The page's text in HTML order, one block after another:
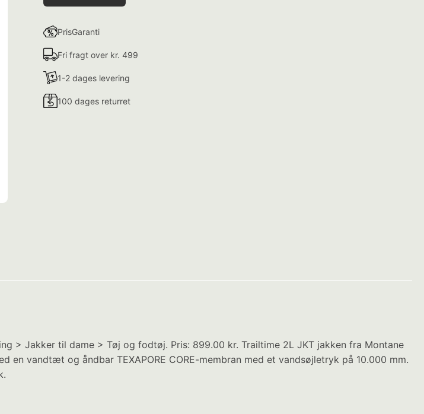
PrisGaranti
Fri fragt over kr. 499
1-2 dages levering
100 dages returret
> Jakker til dame > Tøj og fodtøj. Pris: 899.00 kr. Trailtime 2L JKT jakken fra Montane
vandtæt og åndbar TEXAPORE CORE-membran med et vandsøjletryk på 10.000 mm.